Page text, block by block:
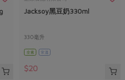
Jacksoy黑豆奶330ml
330毫升
全素 常溫
$20